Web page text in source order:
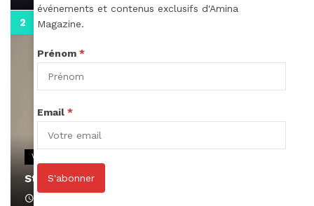
VIDEOS
Stacy passe un message
événements et contenus exclusifs d'Amina
Magazine.
Prénom *
Email *
S'abonner